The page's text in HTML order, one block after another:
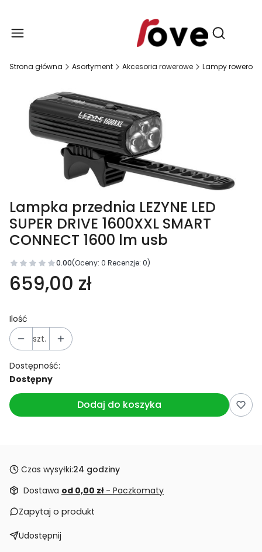
Otwórz
Strona główna Asortyment Akcesoria rowerowe Lampy rowerowe
Lampka przednia LEZYNE LED
SUPER DRIVE 1600XXL SMART
CONNECT 1600 lm usb
0.00(Oceny: 0 Recenzje: 0)
659,00 zł
Ilość
szt.
Dostępność:
Dostępny
Dodaj do koszyka
Czas wysyłki:24 godziny
Dostawa od 0,00 zł - Paczkomaty
Zapytaj o produkt
Udostępnij